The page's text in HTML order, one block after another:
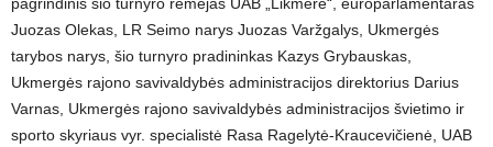
Juozas Olekas, LR Seimo narys Juozas Varžgalys, Ukmergės
tarybos narys, šio turnyro pradininkas Kazys Grybauskas,
Ukmergės rajono savivaldybės administracijos direktorius Darius
Varnas, Ukmergės rajono savivaldybės administracijos švietimo ir
sporto skyriaus vyr. specialistė Rasa Ragelytė-Kraucevičienė, UAB